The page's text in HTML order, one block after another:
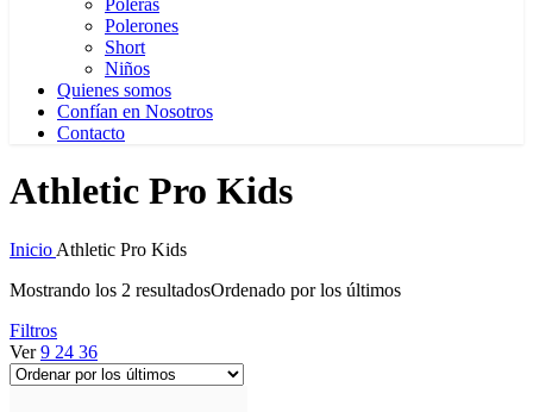
Polerones
Short
Niños
Quienes somos
Confían en Nosotros
Contacto
Athletic Pro Kids
Inicio Athletic Pro Kids
Mostrando los 2 resultadosOrdenado por los últimos
Filtros
Ver9 24 36